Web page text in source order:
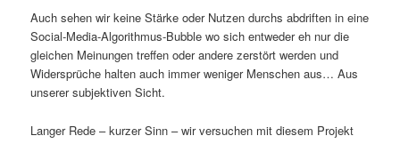
Auch sehen wir keine Stärke oder Nutzen durchs abdriften in eine
Social-Media-Algorithmus-Bubble wo sich entweder eh nur die
gleichen Meinungen treffen oder andere zerstört werden und
Widersprüche halten auch immer weniger Menschen aus… Aus
unserer subjektiven Sicht.
Langer Rede – kurzer Sinn – wir versuchen mit diesem Projekt